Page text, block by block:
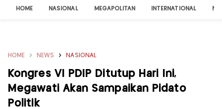
HOME NASIONAL MEGAPOLITAN INTERNATIONAL
HOME NEWS NASIONAL
Kongres VI PDIP Ditutup Hari Ini,
Megawati Akan Sampaikan Pidato
Politik